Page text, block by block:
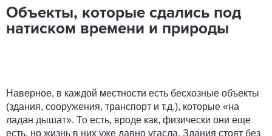
Объекты, которые сдались под
натиском времени и природы
Наверное, в каждой местности есть бесхозные объекты
(здания, сооружения, транспорт и т.д.), которые «на
ладан дышат». То есть, вроде как, физически они еще
есть, но жизнь в них уже давно угасла. Здания стоят без